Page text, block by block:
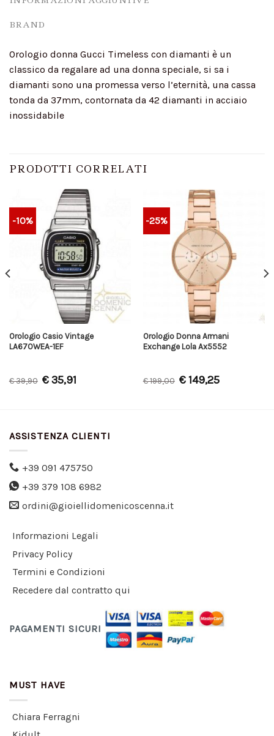
BRAND
Orologio donna Gucci Timeless con diamanti è un
classico da regalare ad una donna speciale, si sa i
diamanti sono una promessa verso l’eternità, una cassa
tonda da 37mm, contornata da 42 diamanti in acciaio
inossidabile
PRODOTTI CORRELATI
-10%
Orologio Casio Vintage
LA670WEA-1EF
€39,90 €35,91
-25%
Orologio Donna Armani
Exchange Lola Ax5552
€199,00 €149,25
ASSISTENZA CLIENTI
+39 091 475750
+39 379 108 6982
ordini@gioiellidomenicoscenna.it
Informazioni Legali
Privacy Policy
Termini e Condizioni
Recedere dal contratto qui
PAGAMENTI SICURI
MUST HAVE
Chiara Ferragni